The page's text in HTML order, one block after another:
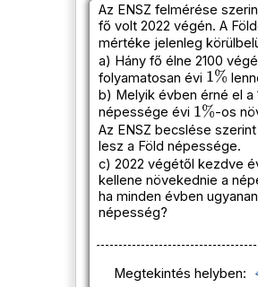
Az ENSZ felmérése
fő volt 2022 végén. A
mértéke jelenleg
a) Hány fő élne 2100
folyamatosan évi
1%
b) Melyik évben érné el a
népessége évi
1%
-os
Az ENSZ becslése
lesz a Föld népessége.
c) 2022 végétől kezdve
kellene növekednie a
ha minden évben
népesség?
Megtekintés helyben: